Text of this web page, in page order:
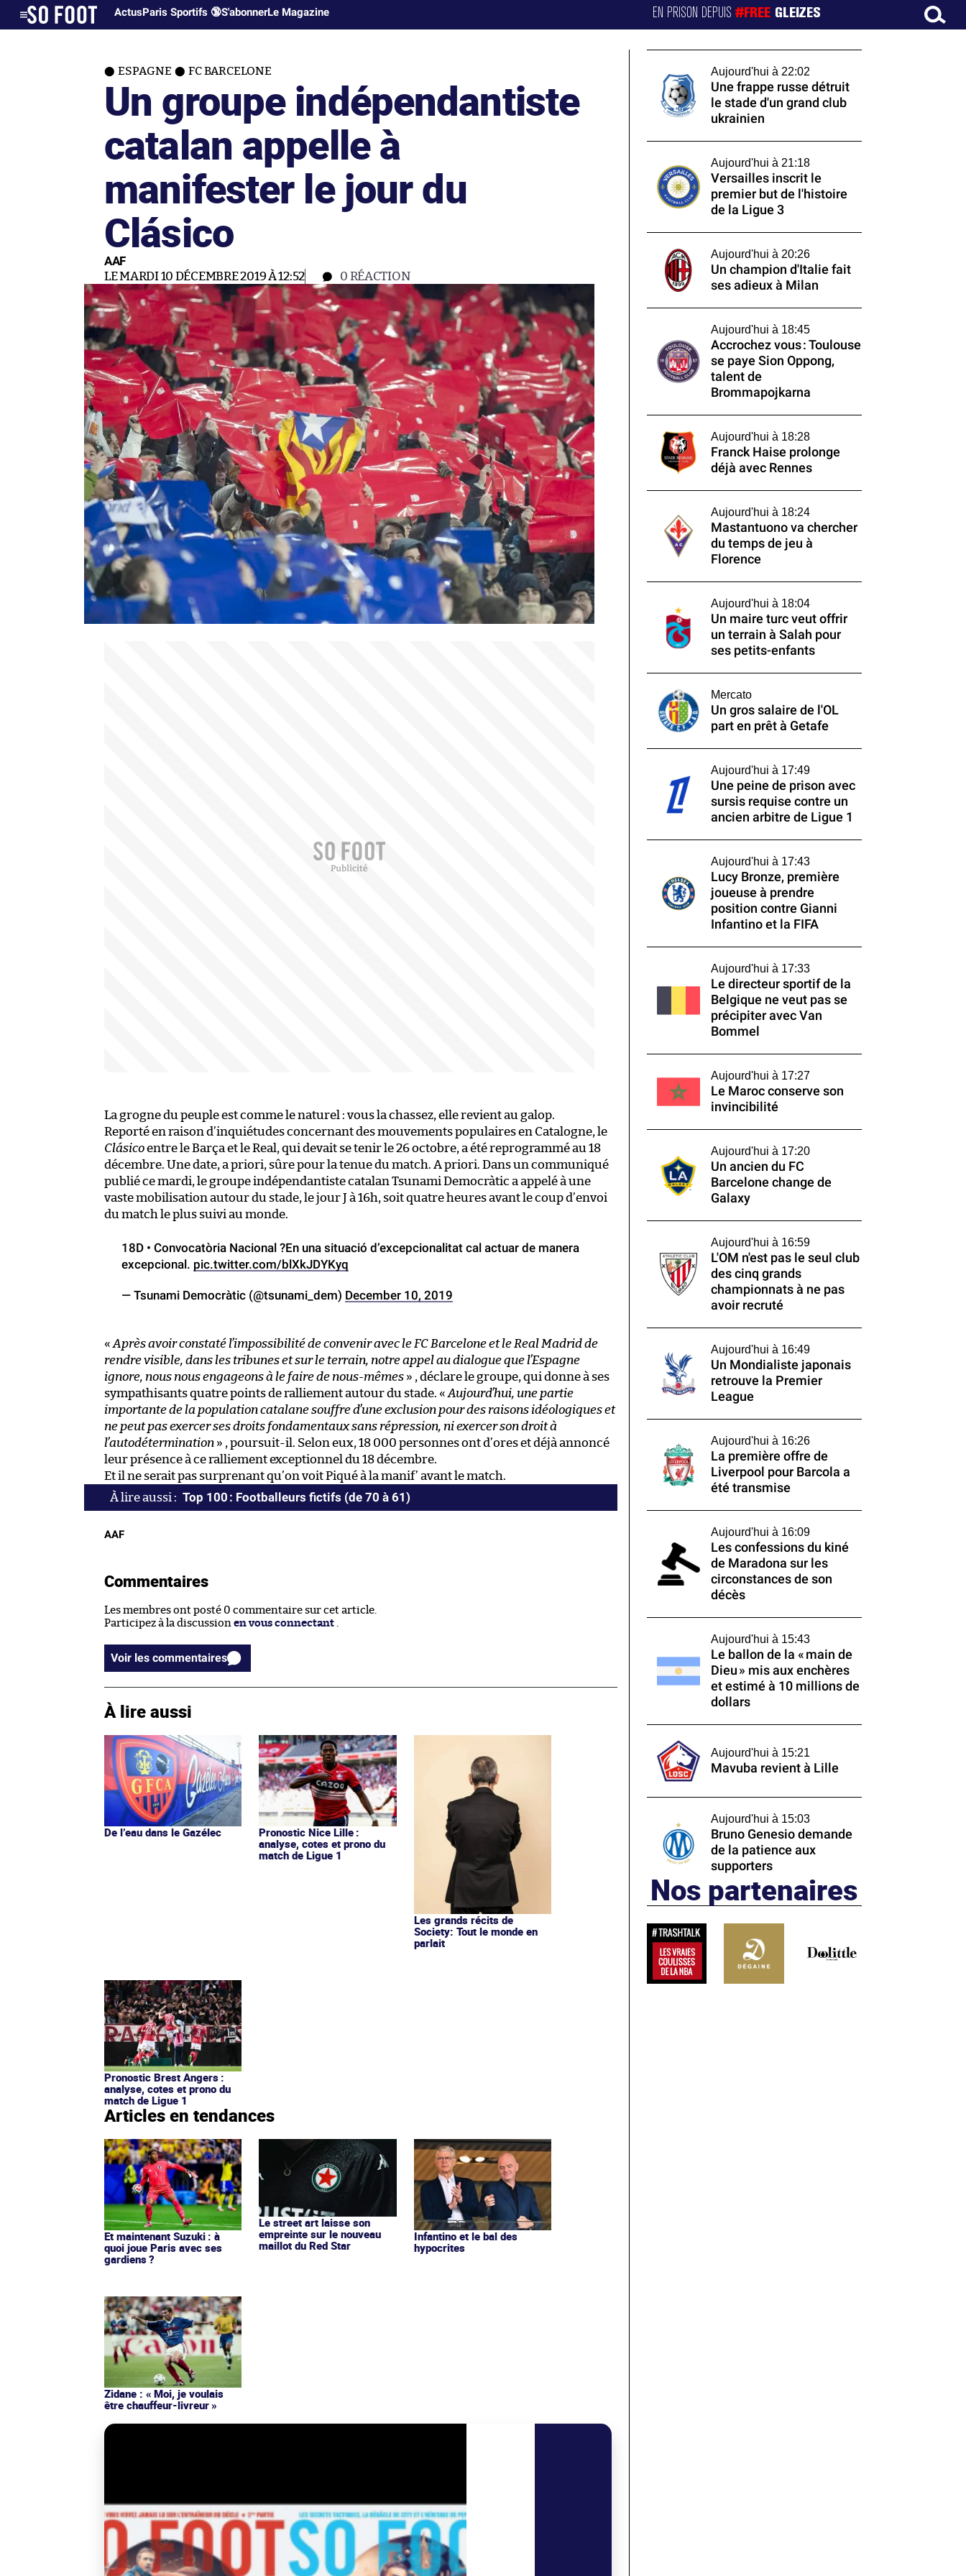
ActusParis Sportifs 🔞S'abonnerLe Magazine EN PRISON DEPUIS#FREE GLEIZES
ESPAGNE FC BARCELONE
Un groupe indépendantiste
catalan appelle à
manifester le jour du
Clásico
AAF
LE MARDI 10 DÉCEMBRE 2019 À 12:52 0 RÉACTION
La grogne du peuple est comme le naturel : vous la chassez, elle revient au galop.
Reporté en raison d’inquiétudes concernant des mouvements populaires en Catalogne, le
Clásicoentre le Barça et le Real, qui devait se tenir le 26 octobre, a été reprogrammé au 18
décembre. Une date, a priori, sûre pour la tenue du match. A priori. Dans un communiqué
publié ce mardi, le groupe indépendantiste catalan Tsunami Democràtic a appelé à une
vaste mobilisation autour du stade, le jour J à 16h, soit quatre heures avant le coup d’envoi
du match le plus suivi au monde.
18D • Convocatòria Nacional ?En una situació d’excepcionalitat cal actuar de manera
excepcional. pic.twitter.com/blXkJDYKyq
— Tsunami Democràtic (@tsunami_dem) December 10, 2019
« Après avoir constaté l’impossibilité de convenir avec le FC Barcelone et le Real Madrid de
rendre visible, dans les tribunes et sur le terrain, notre appel au dialogue que l’Espagne
ignore, nous nous engageons à le faire de nous-mêmes » , déclare le groupe, qui donne à ses
sympathisants quatre points de ralliement autour du stade. « Aujourd’hui, une partie
importante de la population catalane souffre d’une exclusion pour des raisons idéologiques et
ne peut pas exercer ses droits fondamentaux sans répression, ni exercer son droit à
l’autodétermination » , poursuit-il. Selon eux, 18 000 personnes ont d’ores et déjà annoncé
leur présence à ce ralliement exceptionnel du 18 décembre.
Et il ne serait pas surprenant qu’on voit Piqué à la manif’ avant le match.
Top 100 : Footballeurs fictifs (de 70 à 61)
AAF
Commentaires
Les membres ont posté 0 commentaire sur cet article.
Participez à la discussion en vous connectant .
Voir les commentaires
À lire aussi
De l’eau dans le Gazélec
Pronostic Nice Lille :
analyse, cotes et prono du
match de Ligue 1
Les grands récits de
Society: Tout le monde en
parlait
Pronostic Brest Angers :
analyse, cotes et prono du
match de Ligue 1
Articles en tendances
Et maintenant Suzuki : à
quoi joue Paris avec ses
gardiens ?
Le street art laisse son
empreinte sur le nouveau
maillot du Red Star
Infantino et le bal des
hypocrites
Zidane : « Moi, je voulais
être chauffeur-livreur »
Aujourd'hui à 22:02
Une frappe russe détruit
le stade d'un grand club
ukrainien
Aujourd'hui à 21:18
Versailles inscrit le
premier but de l'histoire
de la Ligue 3
Aujourd'hui à 20:26
Un champion d'Italie fait
ses adieux à Milan
Aujourd'hui à 18:45
Accrochez vous : Toulouse
se paye Sion Oppong,
talent de
Brommapojkarna
Aujourd'hui à 18:28
Franck Haise prolonge
déjà avec Rennes
Aujourd'hui à 18:24
Mastantuono va chercher
du temps de jeu à
Florence
Aujourd'hui à 18:04
Un maire turc veut offrir
un terrain à Salah pour
ses petits-enfants
Mercato
Un gros salaire de l'OL
part en prêt à Getafe
Aujourd'hui à 17:49
Une peine de prison avec
sursis requise contre un
ancien arbitre de Ligue 1
Aujourd'hui à 17:43
Lucy Bronze, première
joueuse à prendre
position contre Gianni
Infantino et la FIFA
Aujourd'hui à 17:33
Le directeur sportif de la
Belgique ne veut pas se
précipiter avec Van
Bommel
Aujourd'hui à 17:27
Le Maroc conserve son
invincibilité
Aujourd'hui à 17:20
Un ancien du FC
Barcelone change de
Galaxy
Aujourd'hui à 16:59
L'OM n'est pas le seul club
des cinq grands
championnats à ne pas
avoir recruté
Aujourd'hui à 16:49
Un Mondialiste japonais
retrouve la Premier
League
Aujourd'hui à 16:26
La première offre de
Liverpool pour Barcola a
été transmise
Aujourd'hui à 16:09
Les confessions du kiné
de Maradona sur les
circonstances de son
décès
Aujourd'hui à 15:43
Le ballon de la « main de
Dieu » mis aux enchères
et estimé à 10 millions de
dollars
Aujourd'hui à 15:21
Mavuba revient à Lille
Aujourd'hui à 15:03
Bruno Genesio demande
de la patience aux
supporters
Nos partenaires